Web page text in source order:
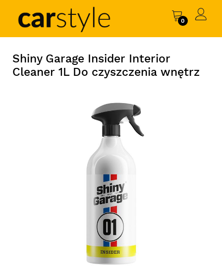
0
Shiny Garage Insider Interior
Cleaner 1L Do czyszczenia wnętrz